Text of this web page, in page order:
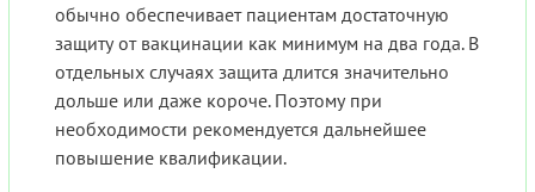
обычно обеспечивает пациентам достаточную
защиту от вакцинации как минимум на два года. В
отдельных случаях защита длится значительно
дольше или даже короче. Поэтому при
необходимости рекомендуется дальнейшее
повышение квалификации.